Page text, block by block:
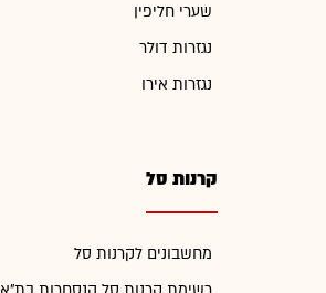
שערי חליפין
נגזרות דולר
נגזרות אירו
קרנות סל
מחשבונים לקרנות סל